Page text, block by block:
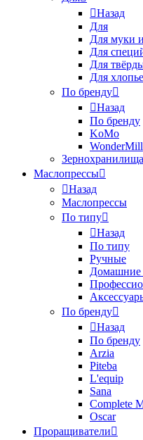
Назад
Для
Для муки
Для
Для
Для
По бренду
Назад
По бренду
KoMo
WonderMill
Зернохранилища
Маслопрессы
Назад
Маслопрессы
По типу
Назад
По типу
Ручные
Домашние
По бренду
Назад
По бренду
Arzia
Piteba
L'equip
Sana
Complete
Oscar
Проращиватели